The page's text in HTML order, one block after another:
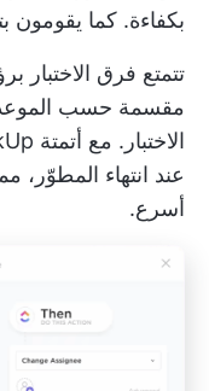
بكفاءة. كما يقومون
تتمتع فرق الاختبار
مقسمة حسب الموعد
الاختبار. مع أتمتة ClickUp
عند انتهاء
أسرع.